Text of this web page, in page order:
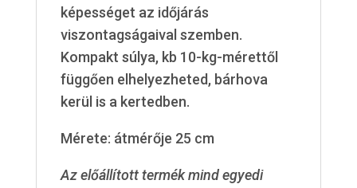
képességet az időjárás
viszontagságaival szemben.
Kompakt súlya, kb 10-kg-mérettől
függően elhelyezheted, bárhova
kerül is a kertedben.
Mérete: átmérője 25 cm
Az előállított termék mind egyedi